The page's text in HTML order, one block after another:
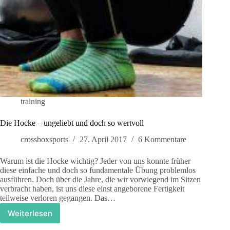
training
Die Hocke – ungeliebt und doch so wertvoll
crossboxsports
27. April 2017 6 Kommentare
Warum ist die Hocke wichtig? Jeder von uns konnte früher
diese einfache und doch so fundamentale Übung problemlos
ausführen. Doch über die Jahre, die wir vorwiegend im Sitzen
verbracht haben, ist uns diese einst angeborene Fertigkeit
teilweise verloren gegangen. Das…
Weiterlesen
Die